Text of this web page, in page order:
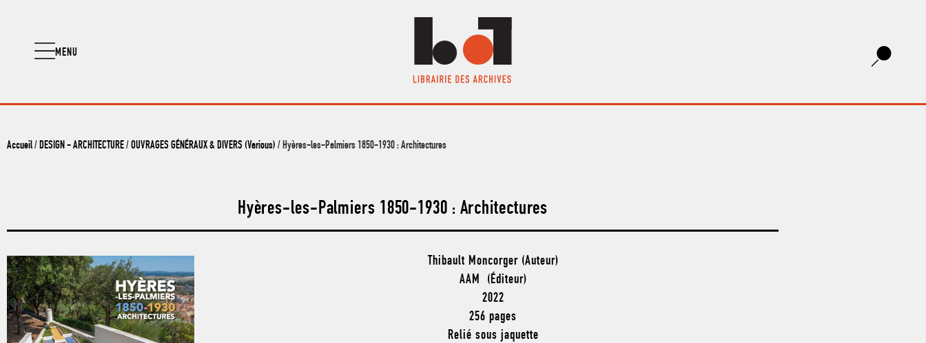
MENU
Accueil/ DESIGN - ARCHITECTURE/ OUVRAGES GÉNÉRAUX & DIVERS (Various) / Hyères-les-Palmiers 1850-1930 : Architectures
Hyères-les-Palmiers 1850-1930 : Architectures
Thibault Moncorger (Auteur)
AAM (Éditeur)
2022
256 pages
Relié sous jaquette